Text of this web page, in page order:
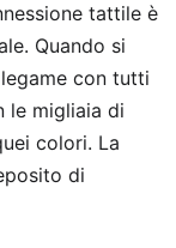
tattile è
Quando si
con tutti
le migliaia di
colori. La
di